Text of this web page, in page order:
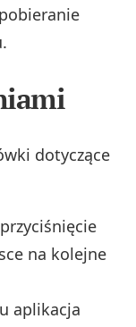
dotyczące
na kolejne
aplikacja